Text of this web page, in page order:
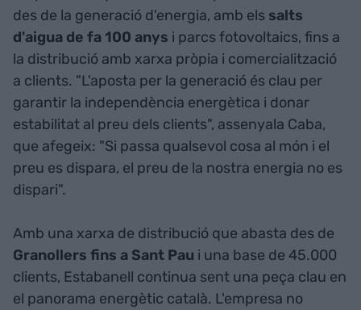
des de la generació d'energia, amb els salts
d'aigua de fa 100 anys i parcs fotovoltaics, fins a
la distribució amb xarxa pròpia i comercialització
a clients. "L'aposta per la generació és clau per
garantir la independència energètica i donar
estabilitat al preu dels clients", assenyala Caba,
que afegeix: "Si passa qualsevol cosa al món i el
preu es dispara, el preu de la nostra energia no es
dispari".
Amb una xarxa de distribució que abasta des de
Granollers fins a Sant Pau i una base de 45.000
clients, Estabanell continua sent una peça clau en
el panorama energètic català. L'empresa no